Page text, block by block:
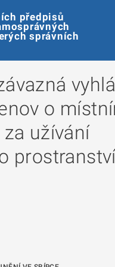
předpisů
správních
o
užívání